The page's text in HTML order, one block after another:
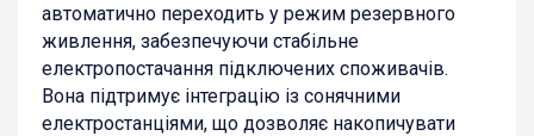
автоматично переходить у режим резервного
живлення, забезпечуючи стабільне
електропостачання підключених споживачів.
Вона підтримує інтеграцію із сонячними
електростанціями, що дозволяє накопичувати